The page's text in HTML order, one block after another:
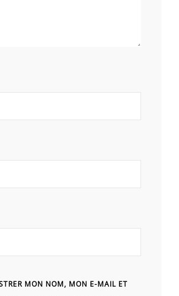
MON NOM, MON E-MAIL ET